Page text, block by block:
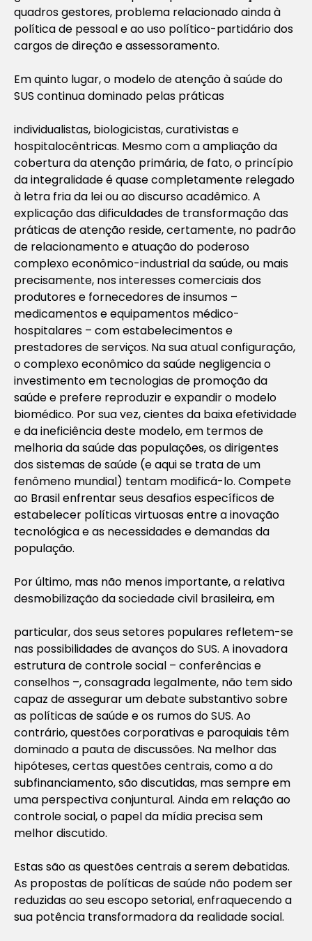
quadros gestores, problema relacionado ainda à
política de pessoal e ao uso político-partidário dos
cargos de direção e assessoramento.
Em quinto lugar, o modelo de atenção à saúde do
SUS continua dominado pelas práticas
individualistas, biologicistas, curativistas e
hospitalocêntricas. Mesmo com a ampliação da
cobertura da atenção primária, de fato, o princípio
da integralidade é quase completamente relegado
à letra fria da lei ou ao discurso acadêmico. A
explicação das dificuldades de transformação das
práticas de atenção reside, certamente, no padrão
de relacionamento e atuação do poderoso
complexo econômico-industrial da saúde, ou mais
precisamente, nos interesses comerciais dos
produtores e fornecedores de insumos –
medicamentos e equipamentos médico-
hospitalares – com estabelecimentos e
prestadores de serviços. Na sua atual configuração,
o complexo econômico da saúde negligencia o
investimento em tecnologias de promoção da
saúde e prefere reproduzir e expandir o modelo
biomédico. Por sua vez, cientes da baixa efetividade
e da ineficiência deste modelo, em termos de
melhoria da saúde das populações, os dirigentes
dos sistemas de saúde (e aqui se trata de um
fenômeno mundial) tentam modificá-lo. Compete
ao Brasil enfrentar seus desafios específicos de
estabelecer políticas virtuosas entre a inovação
tecnológica e as necessidades e demandas da
população.
Por último, mas não menos importante, a relativa
desmobilização da sociedade civil brasileira, em
particular, dos seus setores populares refletem-se
nas possibilidades de avanços do SUS. A inovadora
estrutura de controle social – conferências e
conselhos –, consagrada legalmente, não tem sido
capaz de assegurar um debate substantivo sobre
as políticas de saúde e os rumos do SUS. Ao
contrário, questões corporativas e paroquiais têm
dominado a pauta de discussões. Na melhor das
hipóteses, certas questões centrais, como a do
subfinanciamento, são discutidas, mas sempre em
uma perspectiva conjuntural. Ainda em relação ao
controle social, o papel da mídia precisa sem
melhor discutido.
Estas são as questões centrais a serem debatidas.
As propostas de políticas de saúde não podem ser
reduzidas ao seu escopo setorial, enfraquecendo a
sua potência transformadora da realidade social.